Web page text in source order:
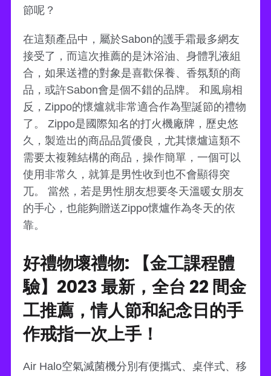
節呢？
在這類產品中，屬於Sabon的護手霜最多網友
接受了，而這次推薦的是沐浴油、身體乳液組
合，如果送禮的對象是喜歡保養、香氛類的商
品，或許Sabon會是個不錯的品牌。 和風扇相
反，Zippo的懷爐就非常適合作為聖誕節的禮物
了。 Zippo是國際知名的打火機廠牌，歷史悠
久，製造出的商品品質優良，尤其懷爐這類不
需要太複雜結構的商品，操作簡單，一個可以
使用非常久，就算是男性收到也不會顯得突
兀。 當然，若是男性朋友想要冬天溫暖女朋友
的手心，也能夠贈送Zippo懷爐作為冬天的依
靠。
好禮物壞禮物: 【金工課程體
驗】2023 最新，全台 22 間金
工推薦，情人節和紀念日的手
作戒指一次上手！
Air Halo空氣滅菌機分別有便攜式、桌伴式、移